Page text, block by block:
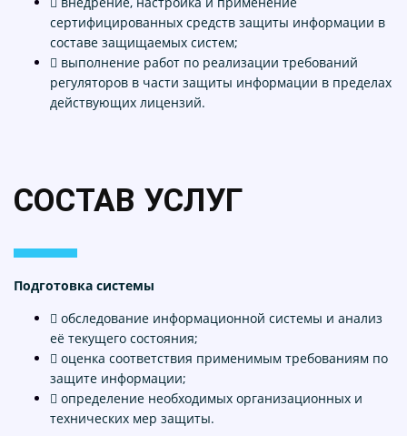
сертифицированных средств защиты информации в
составе защищаемых систем;
 выполнение работ по реализации требований
регуляторов в части защиты информации в пределах
действующих лицензий.
СОСТАВ УСЛУГ
Подготовка системы
 обследование информационной системы и анализ
её текущего состояния;
 оценка соответствия применимым требованиям по
защите информации;
 определение необходимых организационных и
технических мер защиты.